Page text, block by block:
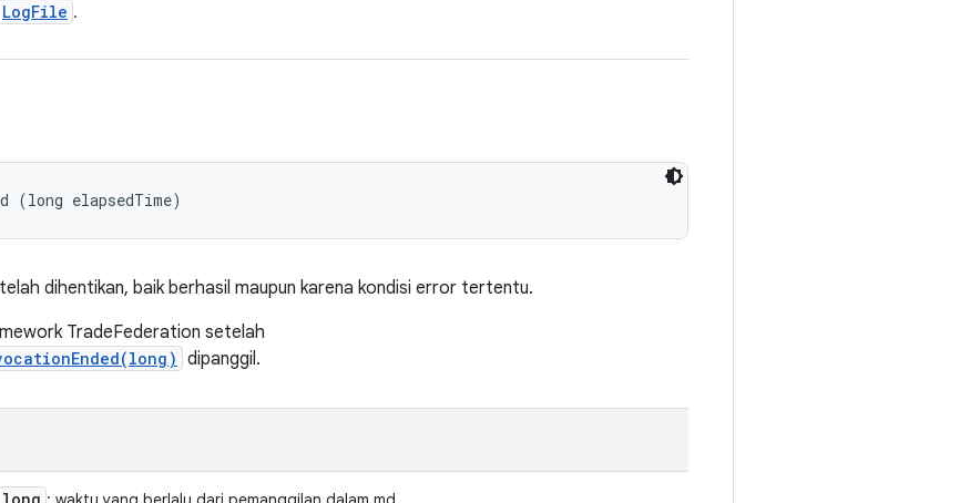
LogFile .
(long elapsedTime)
dihentikan, baik berhasil maupun karena kondisi error tertentu.
TradeFederation setelah
dipanggil.